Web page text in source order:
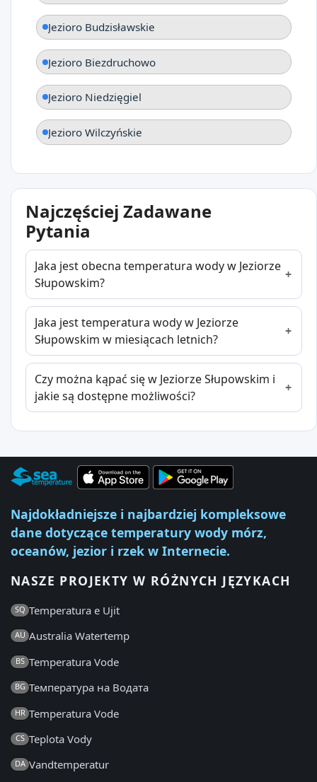
Jezioro Budzisławskie
Jezioro Biezdruchowo
Jezioro Niedzięgiel
Jezioro Wilczyńskie
Najczęściej Zadawane
Pytania
Jaka jest obecna temperatura wody w Jeziorze
Słupowskim?
Jaka jest temperatura wody w Jeziorze
Słupowskim w miesiącach letnich?
Czy można kąpać się w Jeziorze Słupowskim i
jakie są dostępne możliwości?
Najdokładniejsze i najbardziej kompleksowe
dane dotyczące temperatury wody mórz,
oceanów, jezior i rzek w Internecie.
NASZE PROJEKTY W RÓŻNYCH JĘZYKACH
SQ Temperatura e Ujit
AU Australia Watertemp
BS Temperatura Vode
BG Температура на Водата
HR Temperatura Vode
CS Teplota Vody
DA Vandtemperatur